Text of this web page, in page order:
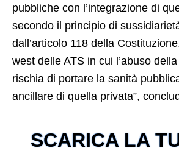
pubbliche con l’integrazione di
secondo il principio di
dall’articolo 118 della
west delle ATS in cui l’abuso
rischia di portare la sanità
ancillare di quella privata”,
SCARICA LA